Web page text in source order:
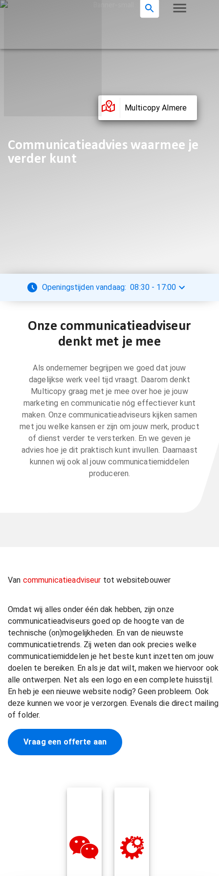
Multicopy Almere
Communicatieadvies waarmee je
verder kunt
Openingstijden vandaag: 08:30 - 17:00
Onze communicatieadviseur
denkt met je mee
Als ondernemer begrijpen we goed dat jouw
dagelijkse werk veel tijd vraagt. Daarom denkt
Multicopy graag met je mee over hoe je jouw
marketing en communicatie nóg effectiever kunt
maken. Onze communicatieadviseurs kijken samen
met jou welke kansen er zijn om jouw merk, product
of dienst verder te versterken. En we geven je
advies hoe je dit praktisch kunt invullen. Daarnaast
kunnen wij ook al jouw communicatiemiddelen
produceren.
Van communicatieadviseur tot websitebouwer
Omdat wij alles onder één dak hebben, zijn onze
communicatieadviseurs goed op de hoogte van de
technische (on)mogelijkheden. En van de nieuwste
communicatietrends. Zij weten dan ook precies welke
communicatiemiddelen je het beste kunt inzetten om jouw
doelen te bereiken. En als je dat wilt, maken we hiervoor ook
alle ontwerpen. Net als een logo en een complete huisstijl.
En heb je een nieuwe website nodig? Geen probleem. Ook
deze kunnen we voor je verzorgen. Evenals die direct mailing
of folder.
Vraag een offerte aan